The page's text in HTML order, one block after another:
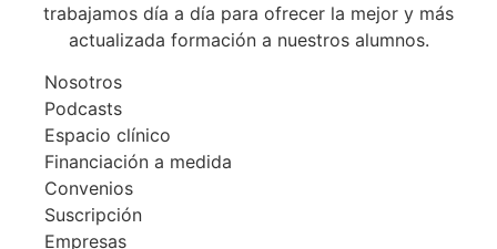
trabajamos día a día para ofrecer la mejor y más
actualizada formación a nuestros alumnos.
Nosotros
Podcasts
Espacio clínico
Financiación a medida
Convenios
Suscripción
Empresas